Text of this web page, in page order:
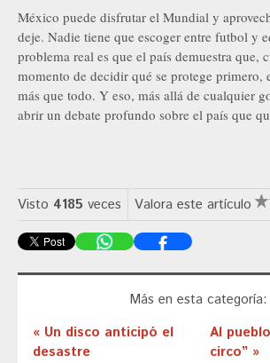
México puede disfrutar el Mundial y
deje. Nadie tiene que escoger entre futbol y
problema real es que el país demuestra que,
momento de decidir qué se protege primero,
más que todo. Y eso, más allá de cualquier
abrir un debate profundo sobre el país que
Visto 4185 veces Valora este artículo
Más en esta categoría:
« Un disco anticipó el
desastre
Al
circo” »